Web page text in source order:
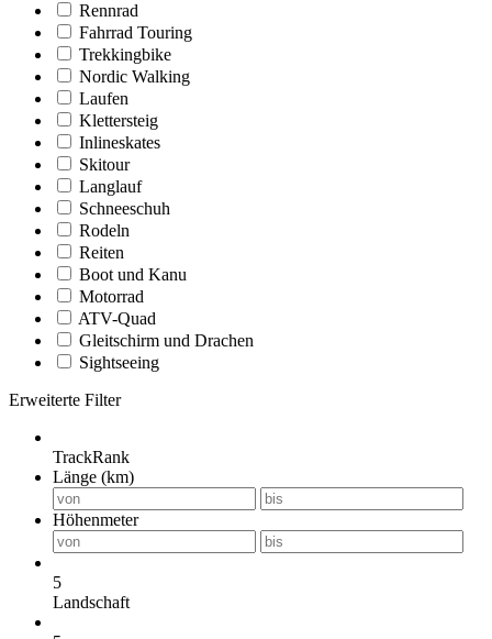
Rennrad
Fahrrad Touring
Trekkingbike
Nordic Walking
Laufen
Klettersteig
Inlineskates
Skitour
Langlauf
Schneeschuh
Rodeln
Reiten
Boot und Kanu
Motorrad
ATV-Quad
Gleitschirm und Drachen
Sightseeing
Erweiterte Filter
TrackRank
Länge (km)
Höhenmeter
5
Landschaft